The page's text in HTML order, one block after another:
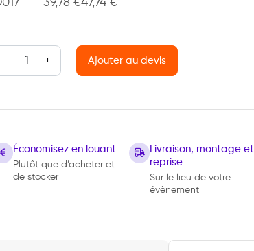
39,78€47,74€
de Chafing Dish Roll Top GN1/1
Ajouter au devis
Économisez en louant
Plutôt que d’acheter et
de stocker
Livraison, montage et
reprise
Sur le lieu de votre
évènement